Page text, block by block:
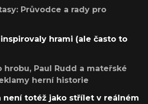
Průvodce a rady pro
hrami (ale často to
Paul Rudd a mateřské
herní historie
není totéž jako střílet v reálném